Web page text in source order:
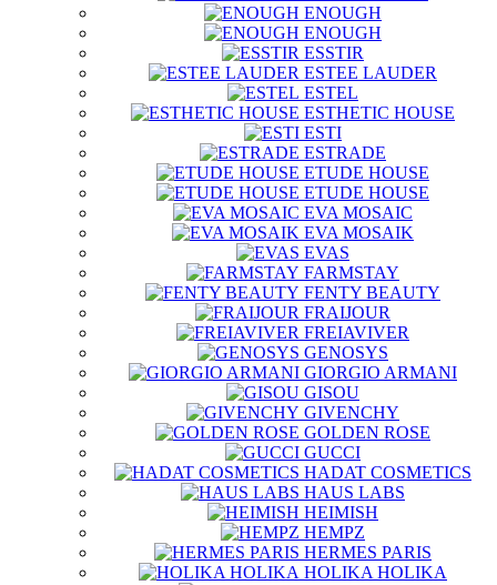
ENOUGH
ENOUGH
ESSTIR
ESTEE LAUDER
ESTEL
ESTHETIC HOUSE
ESTI
ESTRADE
ETUDE HOUSE
ETUDE HOUSE
EVA MOSAIC
EVA MOSAIK
EVAS
FARMSTAY
FENTY BEAUTY
FRAIJOUR
FREIAVIVER
GENOSYS
GIORGIO ARMANI
GISOU
GIVENCHY
GOLDEN ROSE
GUCCI
HADAT COSMETICS
HAUS LABS
HEIMISH
HEMPZ
HERMES PARIS
HOLIKA HOLIKA